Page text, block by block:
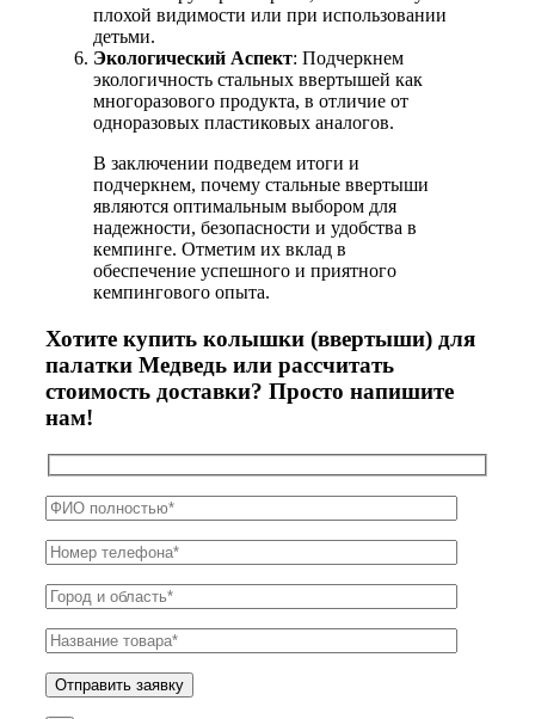
плохой видимости или при использовании
детьми.
Экологический Аспект: Подчеркнем
экологичность стальных ввертышей как
многоразового продукта, в отличие от
одноразовых пластиковых аналогов.
В заключении подведем итоги и
подчеркнем, почему стальные ввертыши
являются оптимальным выбором для
надежности, безопасности и удобства в
кемпинге. Отметим их вклад в
обеспечение успешного и приятного
кемпингового опыта.
Хотите купить колышки (ввертыши) для
палатки Медведь или рассчитать
стоимость доставки? Просто напишите
нам!